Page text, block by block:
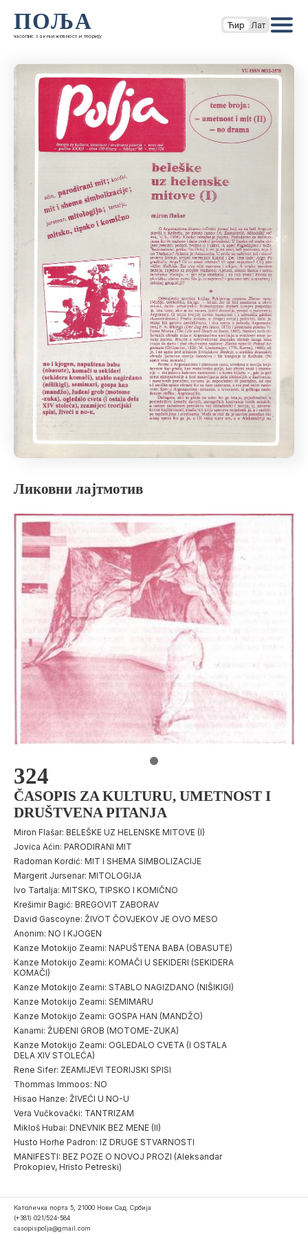
ПОЉА
часопис за књижевност и теорију
Ћир Лат
Ликовни лајтмотив
324
ČASOPIS ZA KULTURU, UMETNOST I
DRUŠTVENA PITANJA
Miron Flašar: BELEŠKE UZ HELENSKE MITOVE (I)
Jovica Aćin: PARODIRANI MIT
Radoman Kordić: MIT I SHEMA SIMBOLIZACIJE
Margerit Jursenar: MITOLOGIJA
Ivo Tartalja: MITSKO, TIPSKO I KOMIČNO
Krešimir Bagić: BREGOVIT ZABORAV
David Gascoyne: ŽIVOT ČOVJEKOV JE OVO MESO
Anonim: NO I KJOGEN
Kanze Motokijo Zeami: NAPUŠTENA BABA (OBASUTE)
Kanze Motokijo Zeami: KOMAČI U SEKIDERI (SEKIDERA
KOMAČI)
Kanze Motokijo Zeami: STABLO NAGIZDANO (NIŠIKIGI)
Kanze Motokijo Zeami: SEMIMARU
Kanze Motokijo Zeami: GOSPA HAN (MANDŽO)
Kanami: ŽUĐENI GROB (MOTOME-ZUKA)
Kanze Motokijo Zeami: OGLEDALO CVETA (I OSTALA
DELA XIV STOLEĆA)
Rene Sifer: ZEAMIJEVI TEORIJSKI SPISI
Thommas Immoos: NO
Hisao Hanze: ŽIVEĆI U NO-U
Vera Vučkovački: TANTRIZAM
Mikloš Hubai: DNEVNIK BEZ MENE (II)
Husto Horhe Padron: IZ DRUGE STVARNOSTI
MANIFESTI: BEZ POZE O NOVOJ PROZI (Aleksandar
Prokopiev, Hristo Petreski)
Католичка порта 5, 21000 Нови Сад, Србија
(+381) 021/524-584
casopispolja@gmail.com